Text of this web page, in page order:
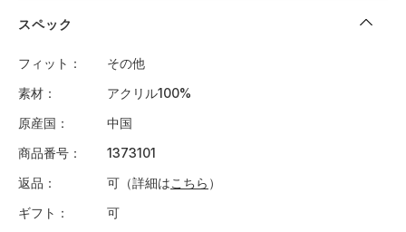
スペック
フィット
その他
素材
アクリル100%
原産国
中国
商品番号
1373101
返品
可（詳細はこちら ）
ギフト
可